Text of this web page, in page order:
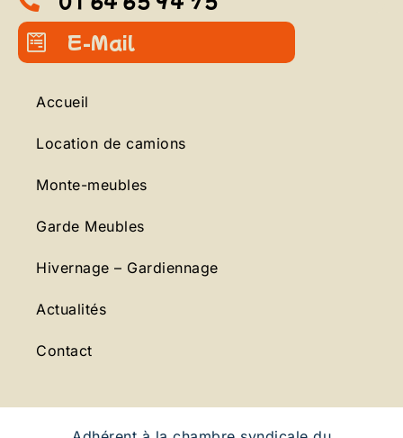
E-Mail
Accueil
Location de camions
Monte-meubles
Garde Meubles
Hivernage – Gardiennage
Actualités
Contact